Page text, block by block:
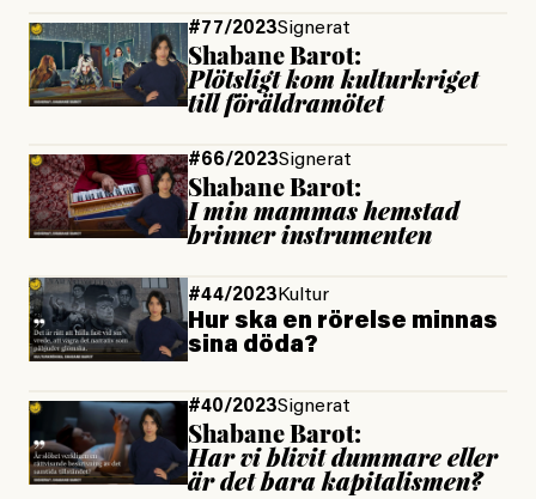
#77/2023Signerat
Shabane Barot:
Plötsligt kom kulturkriget
till föräldramötet
#66/2023Signerat
Shabane Barot:
I min mammas hemstad
brinner instrumenten
#44/2023Kultur
Hur ska en rörelse minnas
sina döda?
#40/2023Signerat
Shabane Barot:
Har vi blivit dummare eller
är det bara kapitalismen?